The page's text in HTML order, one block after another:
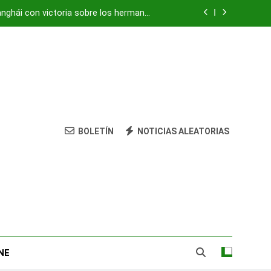
con victoria sobre los hermanos
«centro de mando» de Hezbolá
con victoria sobre los hermanos
Tsitsipas
vivienda: su nieta está herida y grave
«centro de mando» de Hezbolá
BOLETÍN NOTICIAS ALEATORIAS